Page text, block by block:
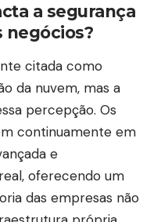
a segurança
negócios?
citada como
da nuvem, mas a
percepção. Os
continuamente em
e
oferecendo um
das empresas não